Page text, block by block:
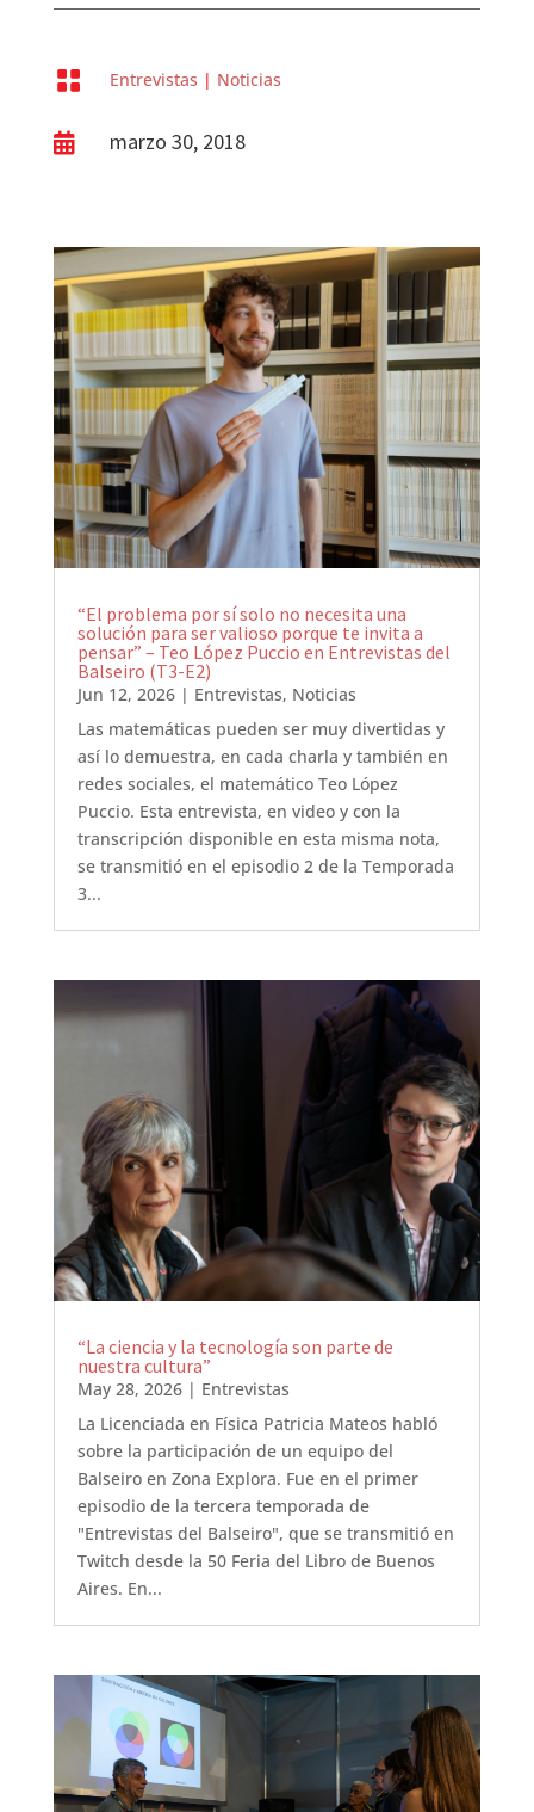
 Entrevistas | Noticias
 marzo 30, 2018
“El problema por sí solo no necesita una
solución para ser valioso porque te invita a
pensar” – Teo López Puccio en Entrevistas del
Balseiro (T3-E2)
Jun 12, 2026| Entrevistas, Noticias
Las matemáticas pueden ser muy divertidas y
así lo demuestra, en cada charla y también en
redes sociales, el matemático Teo López
Puccio. Esta entrevista, en video y con la
transcripción disponible en esta misma nota,
se transmitió en el episodio 2 de la Temporada
3...
“La ciencia y la tecnología son parte de
nuestra cultura”
May 28, 2026| Entrevistas
La Licenciada en Física Patricia Mateos habló
sobre la participación de un equipo del
Balseiro en Zona Explora. Fue en el primer
episodio de la tercera temporada de
"Entrevistas del Balseiro", que se transmitió en
Twitch desde la 50 Feria del Libro de Buenos
Aires. En...